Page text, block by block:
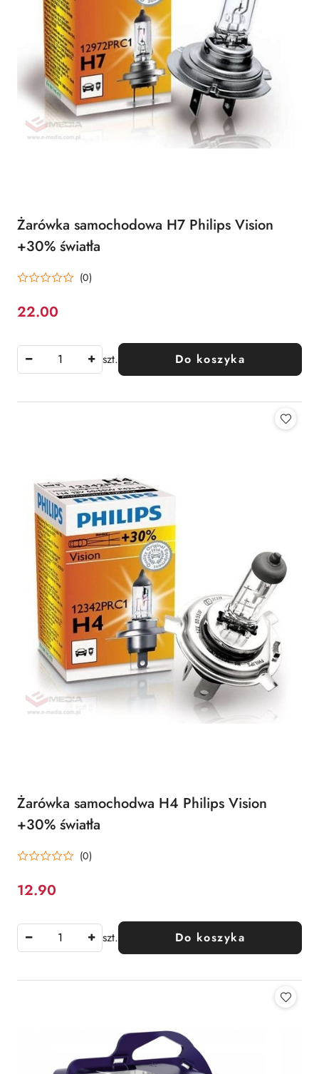
Żarówka samochodowa H7 Philips Vision
+30% światła
(0)
Cena:
22.00
szt. Do koszyka
Żarówka samochodwa H4 Philips Vision
+30% światła
(0)
Cena:
12.90
szt. Do koszyka